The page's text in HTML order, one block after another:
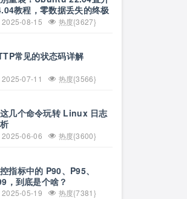
教程，零数据丢失的终极
2025-08-15 热度{3627}
常见的状态码详解
2025-07-11 热度{3566}
几个命令玩转 Linux 日志
2025-06-06 热度{3600}
指标中的 P90、P95、
，到底是个啥？
2025-05-19 热度{7381}